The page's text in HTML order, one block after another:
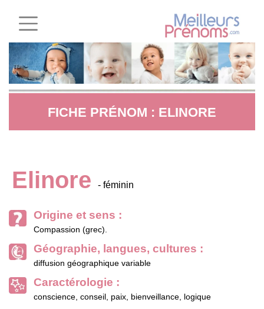
FICHE PRÉNOM : ELINORE
Elinore - féminin
Origine et sens :
Compassion (grec).
Géographie, langues, cultures :
diffusion géographique variable
Caractérologie :
conscience, conseil, paix, bienveillance, logique